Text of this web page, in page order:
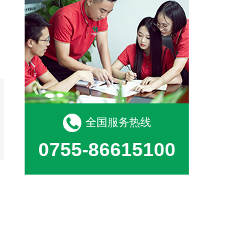
全国服务热线
0755-86615100